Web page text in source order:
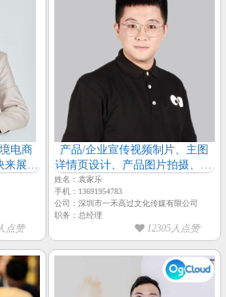
电商
展示
云】
点赞
产品/企业宣传视频制片、主图
详情页设计、产品图片拍摄、3D
建模动画渲染、包装印刷企业画
册等设计【一禾高过传媒-总经
理-袁家乐】
姓名：袁家乐
手机：13691954783
公司：深圳市一禾高过文化传媒有限公司
职务：总经理
12305人点赞